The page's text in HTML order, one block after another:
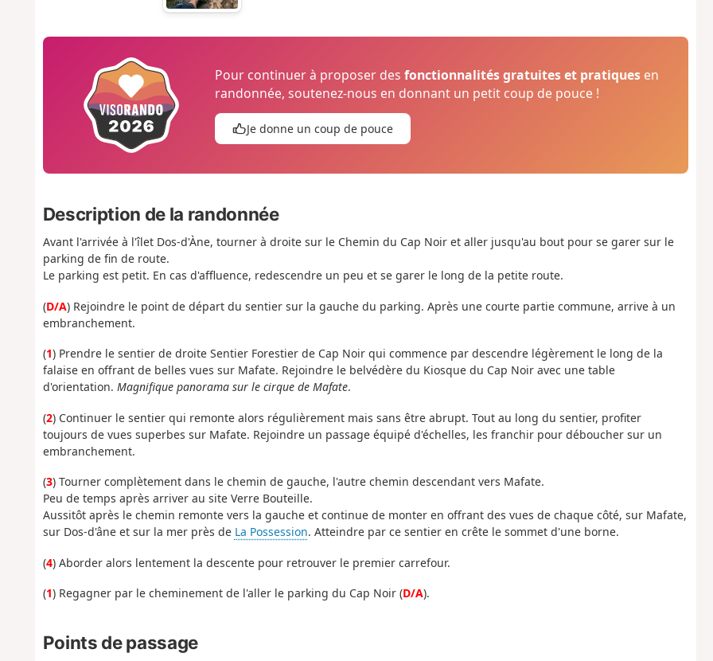
Pour continuer à proposer desfonctionnalités gratuites et pratiques en
randonnée, soutenez-nous en donnant un petit coup de pouce !
Je donne un coup de pouce
Description de la randonnée
Avant l'arrivée à l'îlet Dos-d'Àne, tourner à droite sur le Chemin du Cap Noir et aller jusqu'au bout pour se garer sur le
parking de fin de route.
Le parking est petit. En cas d'affluence, redescendre un peu et se garer le long de la petite route.
(D/A) Rejoindre le point de départ du sentier sur la gauche du parking. Après une courte partie commune, arrive à un
embranchement.
(1) Prendre le sentier de droite Sentier Forestier de Cap Noir qui commence par descendre légèrement le long de la
falaise en offrant de belles vues sur Mafate. Rejoindre le belvédère du Kiosque du Cap Noir avec une table
d'orientation. Magnifique panorama sur le cirque de Mafate.
(2) Continuer le sentier qui remonte alors régulièrement mais sans être abrupt. Tout au long du sentier, profiter
toujours de vues superbes sur Mafate. Rejoindre un passage équipé d'échelles, les franchir pour déboucher sur un
embranchement.
(3) Tourner complètement dans le chemin de gauche, l'autre chemin descendant vers Mafate.
Peu de temps après arriver au site Verre Bouteille.
Aussitôt après le chemin remonte vers la gauche et continue de monter en offrant des vues de chaque côté, sur Mafate,
sur Dos-d'âne et sur la mer près de La Possession. Atteindre par ce sentier en crête le sommet d'une borne.
(4) Aborder alors lentement la descente pour retrouver le premier carrefour.
(1) Regagner par le cheminement de l'aller le parking du Cap Noir (D/A).
Points de passage